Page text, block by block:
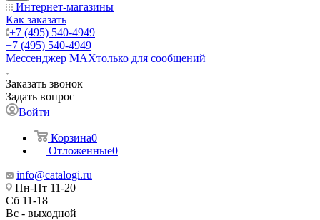
Интернет-магазины
Как заказать
+7 (495) 540-4949
+7 (495) 540-4949
Мессенджер МАХтолько для сообщений
Заказать звонок
Задать вопрос
Войти
Корзина0
Отложенные0
info@catalogi.ru
Пн-Пт 11-20
Сб 11-18
Вс - выходной